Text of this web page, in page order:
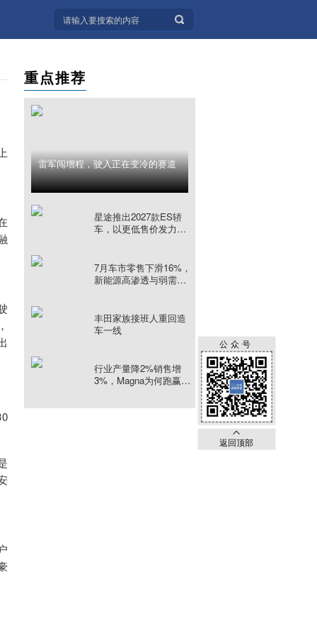
公众号
返回顶部
重点推荐
雷军闯增程，驶入正在变冷的赛道
星途推出2027款ES轿
车，以更低售价发力中
7月车市零售下滑16%，
新能源高渗透与弱需求
丰田家族接班人重回造
车一线
行业产量降2%销售增
3%，Magna为何跑赢产